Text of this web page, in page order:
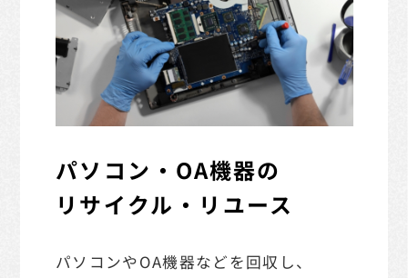
パソコン・OA機器の
リサイクル・リユース
パソコンやOA機器などを回収し、